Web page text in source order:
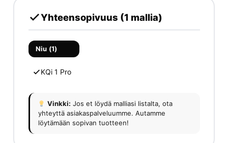
Yhteensopivuus (1 mallia)
Niu (1)
KQi 1 Pro
Vinkki: Jos et löydä malliasi listalta, ota
yhteyttä asiakaspalveluumme. Autamme
löytämään sopivan tuotteen!